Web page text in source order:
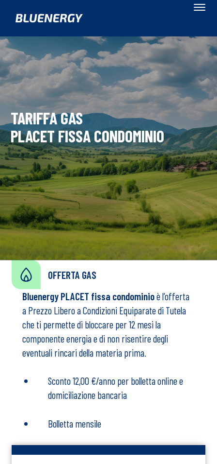
TARIFFA GAS
PLACET FISSA CONDOMINIO
OFFERTA GAS
Bluenergy PLACET fissa condominioè l’offerta
a Prezzo Libero a Condizioni Equiparate di Tutela
che ti permette di bloccare per 12 mesi la
componente energia e di non risentire degli
eventuali rincari della materia prima.
Sconto 12,00 €/anno per bolletta online e
domiciliazione bancaria
Bolletta mensile